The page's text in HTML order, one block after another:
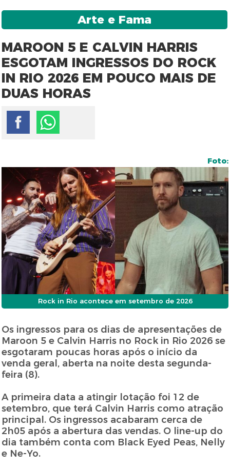
Arte e Fama
MAROON 5 E CALVIN HARRIS
ESGOTAM INGRESSOS DO ROCK
IN RIO 2026 EM POUCO MAIS DE
DUAS HORAS
Foto:
Rock in Rio acontece em setembro de 2026
Os ingressos para os dias de apresentações de
Maroon 5 e Calvin Harris no Rock in Rio 2026 se
esgotaram poucas horas após o início da
venda geral, aberta na noite desta segunda-
feira (8).
A primeira data a atingir lotação foi 12 de
setembro, que terá Calvin Harris como atração
principal. Os ingressos acabaram cerca de
2h05 após a abertura das vendas. O line-up do
dia também conta com Black Eyed Peas, Nelly
e Ne-Yo.